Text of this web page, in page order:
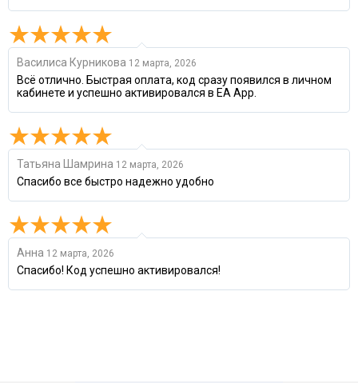
Василиса Курникова 12 марта, 2026
Всё отлично. Быстрая оплата, код сразу появился в личном
кабинете и успешно активировался в EA App.
Татьяна Шамрина 12 марта, 2026
Спасибо все быстро надежно удобно
Анна 12 марта, 2026
Спасибо! Код успешно активировался!